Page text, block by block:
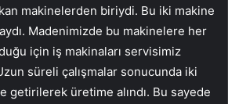
makinelerden biriydi. Bu iki makine
Madenimizde bu makinelere her
için iş makinaları servisimiz
süreli çalışmalar sonucunda iki
getirilerek üretime alındı. Bu sayede